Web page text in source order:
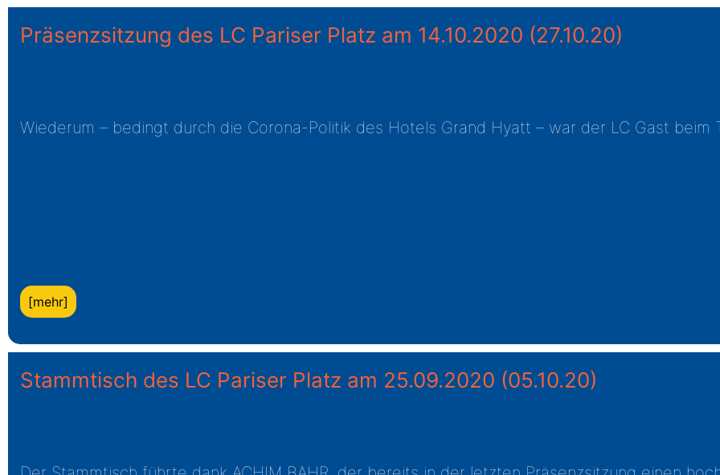
Präsenzsitzung des LC Pariser Platz am 14.10.2020 (27.10.20)
Wiederum – bedingt durch die Corona-Politik des Hotels Grand Hyatt – war der LC Gast beim
[mehr]
Stammtisch des LC Pariser Platz am 25.09.2020 (05.10.20)